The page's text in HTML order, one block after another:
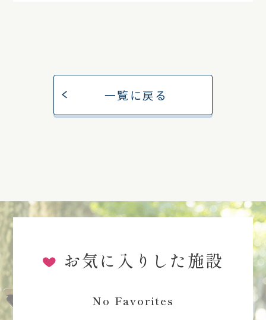
一覧に戻る
お気に入りした施設
No Favorites